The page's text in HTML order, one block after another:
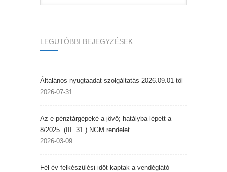
LEGUTÓBBI BEJEGYZÉSEK
Általános nyugtaadat-szolgáltatás 2026.09.01-től
2026-07-31
Az e-pénztárgépeké a jövő; hatályba lépett a
8/2025. (III. 31.) NGM rendelet
2026-03-09
Fél év felkészülési időt kaptak a vendéglátó